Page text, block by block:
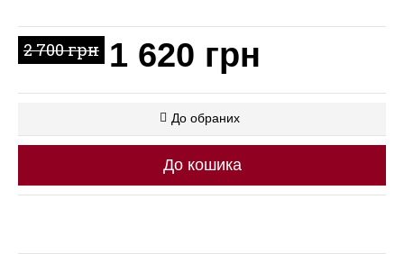
2 700 грн 1 620 грн
До обраних
До кошика